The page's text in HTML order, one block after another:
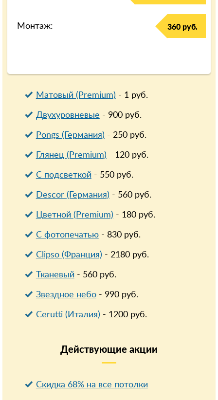
Монтаж: 360 руб.
Матовый (Premium) - 1руб.
Двухуровневые - 900руб.
Pongs (Германия) - 250руб.
Глянец (Premium) - 120руб.
С подсветкой- 550руб.
Descor (Германия) - 560руб.
Цветной (Premium) - 180руб.
С фотопечатью- 830руб.
Clipso (Франция) - 2180руб.
Тканевый- 560руб.
Звездное небо- 990руб.
Cerutti (Италия) - 1200руб.
Действующие акции
Скидка 68% на все потолки